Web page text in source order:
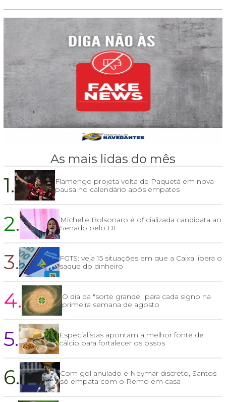
As mais lidas do mês
1.
Flamengo projeta volta de Paquetá em nova
pausa no calendário após empates
2.
Michelle Bolsonaro é oficializada candidata ao
Senado pelo DF
3.
FGTS: veja 15 situações em que a Caixa libera o
saque do dinheiro
4.
O dia da "sorte grande" para cada signo na
primeira semana de agosto
5.
Especialistas apontam a melhor fonte de
cálcio para fortalecer os ossos
6.
Com gol anulado e Neymar discreto, Santos
só empata com o Remo em casa